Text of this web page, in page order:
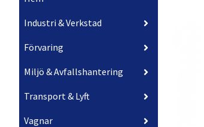
Industri & Verkstad
Förvaring
Miljö & Avfallshantering
Transport & Lyft
Vagnar